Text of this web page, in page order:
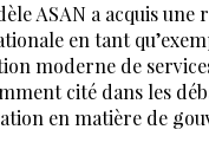
ASAN a acquis une
en tant
moderne de
cité dans les
en matière de